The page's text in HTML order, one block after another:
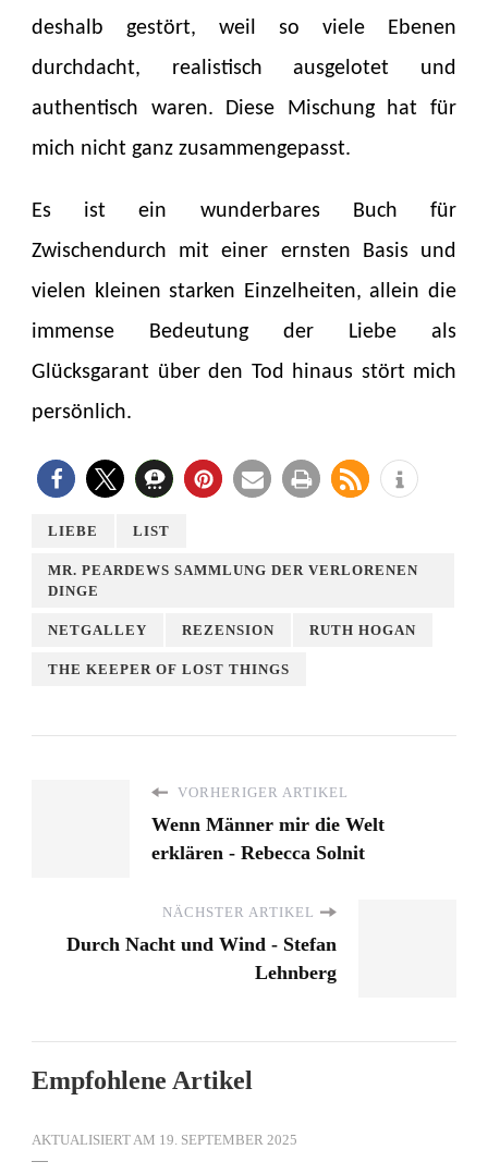
deshalb gestört, weil so viele Ebenen
durchdacht, realistisch ausgelotet und
authentisch waren. Diese Mischung hat für
mich nicht ganz zusammengepasst.
Es ist ein wunderbares Buch für
Zwischendurch mit einer ernsten Basis und
vielen kleinen starken Einzelheiten, allein die
immense Bedeutung der Liebe als
Glücksgarant über den Tod hinaus stört mich
persönlich.
LIEBE LIST
MR. PEARDEWS SAMMLUNG DER VERLORENEN
DINGE
NETGALLEY REZENSION RUTH HOGAN
THE KEEPER OF LOST THINGS
VORHERIGER ARTIKEL
Wenn Männer mir die Welt
erklären - Rebecca Solnit
NÄCHSTER ARTIKEL
Durch Nacht und Wind - Stefan
Lehnberg
Empfohlene Artikel
AKTUALISIERT AM 19. SEPTEMBER 2025